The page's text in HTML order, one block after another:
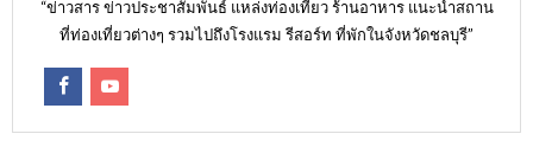
“ข่าวสาร ข่าวประชาสัมพันธ์ แหล่งท่องเที่ยว ร้านอาหาร แนะนำสถาน
ที่ท่องเที่ยวต่างๆ รวมไปถึงโรงแรม รีสอร์ท ที่พักในจังหวัดชลบุรี”